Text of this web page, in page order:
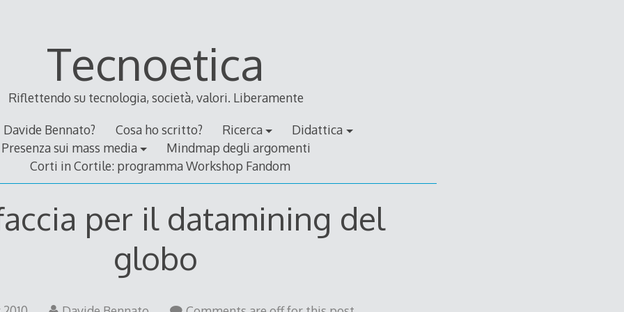
Tecnoetica
Riflettendo su tecnologia, società, valori. Liberamente
Davide Bennato? Cosa ho scritto? Ricerca
Didattica
Presenza sui mass media
Mindmap degli argomenti
Corti in Cortile: programma Workshop Fandom
per il datamining del
globo